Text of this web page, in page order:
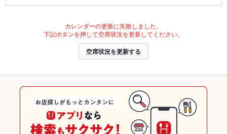
カレンダーの更新に失敗しました。
下記ボタンを押して空席状況を更新してください。
空席状況を更新する